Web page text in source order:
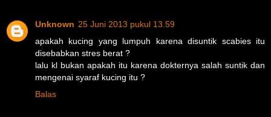
Unknown 25 Juni 2013 pukul 13.59
apakah kucing yang lumpuh karena disuntik scabies itu
disebabkan stres berat ?
lalu kl bukan apakah itu karena dokternya salah suntik dan
mengenai syaraf kucing itu ?
Balas